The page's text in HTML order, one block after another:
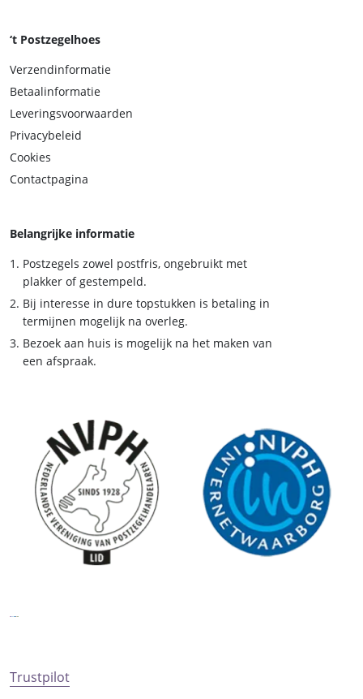
‘t Postzegelhoes
Verzendinformatie
Betaalinformatie
Leveringsvoorwaarden
Privacybeleid
Cookies
Contactpagina
Belangrijke informatie
Postzegels zowel postfris, ongebruikt met
plakker of gestempeld.
Bij interesse in dure topstukken is betaling in
termijnen mogelijk na overleg.
Bezoek aan huis is mogelijk na het maken van
een afspraak.
Trustpilot